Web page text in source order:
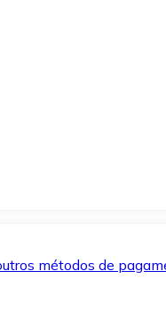
métodos de